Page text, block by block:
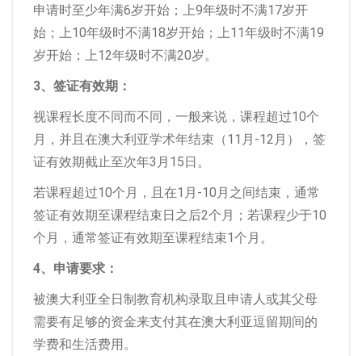
申请时至少年满6岁开始；上9年级时不满17岁开
始；上10年级时不满18岁开始；上11年级时不满19
岁开始；上12年级时不满20岁。
3、签证有效期：
视课程长度不同而不同，一般来说，课程超过10个
月，并且在澳大利亚学术年结束（11月-12月），签
证有效期截止至次年3月15日。
若课程超过10个月，且在1月-10月之间结束，通常
签证有效期至课程结束日之后2个月；若课程少于10
个月，通常签证有效期至课程结束1个月。
4、申请要求：
被澳大利亚全日制教育机构录取且申请人或其父母
需要有足够的资金来支付其在澳大利亚逗留期间的
学费和生活费用。